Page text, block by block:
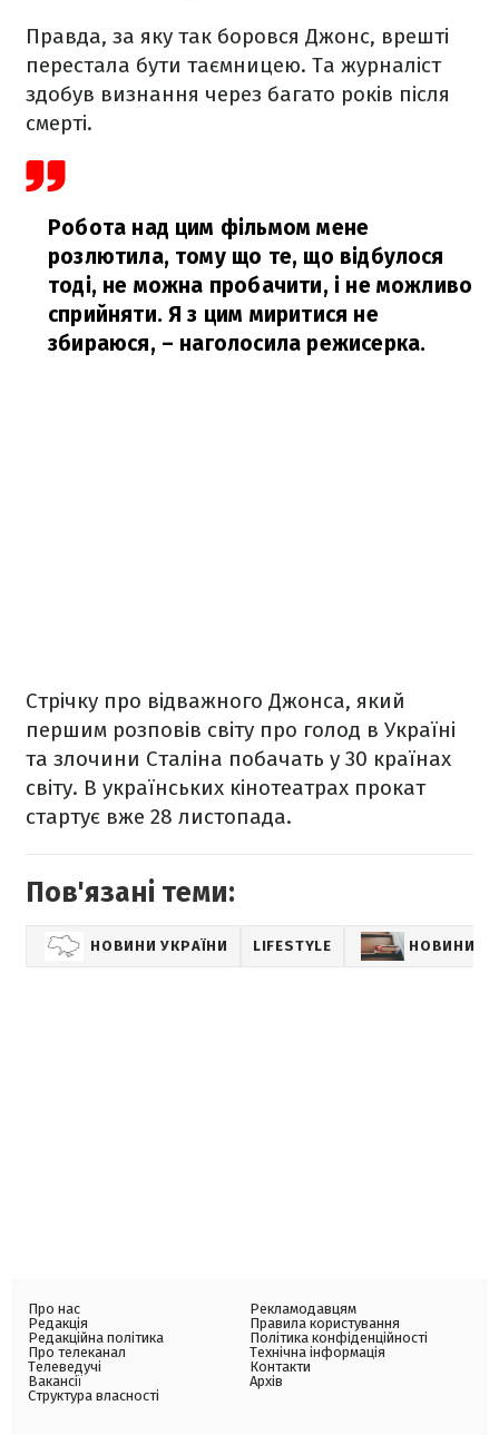
Правда, за яку так боровся Джонс, врешті
перестала бути таємницею. Та журналіст
здобув визнання через багато років після
смерті.
Робота над цим фільмом мене
розлютила, тому що те, що відбулося
тоді, не можна пробачити, і не можливо
сприйняти. Я з цим миритися не
збираюся, – наголосила режисерка.
Стрічку про відважного Джонса, який
першим розповів світу про голод в Україні
та злочини Сталіна побачать у 30 країнах
світу. В українських кінотеатрах прокат
стартує вже 28 листопада.
Пов'язані теми:
НОВИНИ УКРАЇНИ LIFESTYLE НОВИНИ
Про нас
Редакція
Редакційна політика
Про телеканал
Телеведучі
Вакансії
Структура власності
Рекламодавцям
Правила користування
Політика конфіденційності
Технічна інформація
Контакти
Архів